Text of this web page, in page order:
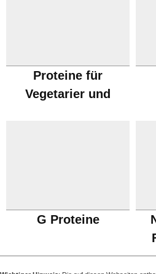
Proteine für
Vegetarier und
G Proteine